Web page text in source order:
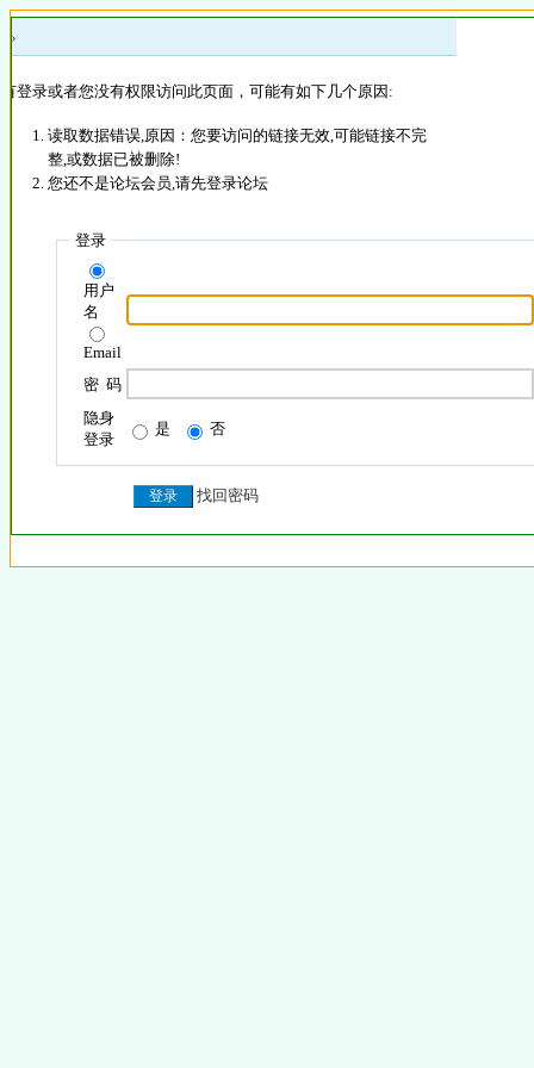
»
登录或者您没有权限访问此页面，可能有如下几个原因:
读取数据错误,原因：您要访问的链接无效,可能链接不完
整,或数据已被删除!
您还不是论坛会员,请先登录论坛
登录
用户
名
Email
密 码
隐身
登录
是 否
找回密码